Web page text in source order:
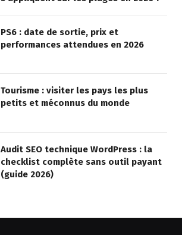
PS6 : date de sortie, prix et
performances attendues en 2026
Tourisme : visiter les pays les plus
petits et méconnus du monde
Audit SEO technique WordPress : la
checklist complète sans outil payant
(guide 2026)